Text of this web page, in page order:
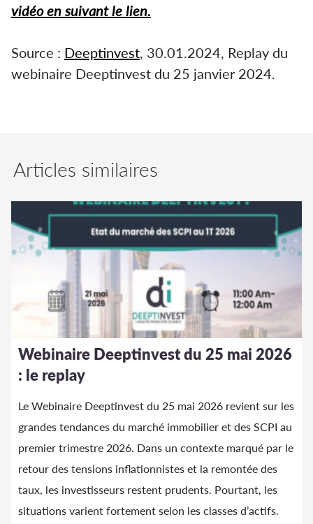
vidéo en suivant le lien.
Source : Deeptinvest, 30.01.2024, Replay du
webinaire Deeptinvest du 25 janvier 2024.
Articles similaires
Webinaire Deeptinvest du 25 mai 2026
: le replay
Le Webinaire Deeptinvest du 25 mai 2026 revient sur les
grandes tendances du marché immobilier et des SCPI au
premier trimestre 2026. Dans un contexte marqué par le
retour des tensions inflationnistes et la remontée des
taux, les investisseurs restent prudents. Pourtant, les
situations varient fortement selon les classes d’actifs.